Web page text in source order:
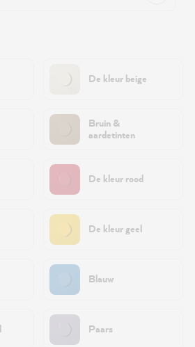
De kleur beige
Bruin &
aardetinten
De kleur rood
De kleur geel
Blauw
Paars